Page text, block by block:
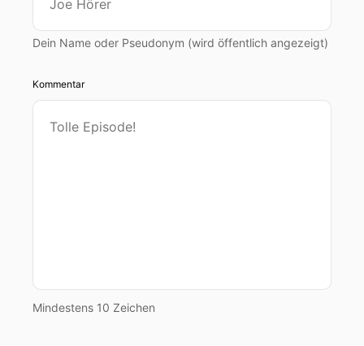
Dein Name oder Pseudonym (wird öffentlich angezeigt)
Kommentar
Mindestens 10 Zeichen